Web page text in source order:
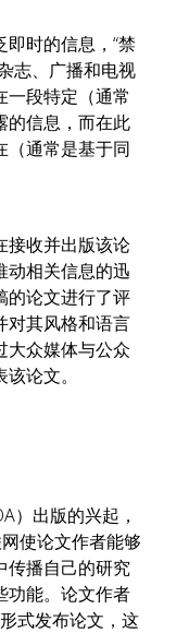
时的信息，“禁
志、广播和电视
一段特定（通常
的信息，而在此
（通常是基于同
接收并出版该论
动相关信息的迅
的论文进行了评
对其风格和语言
大众媒体与公众
论文。
）出版的兴起，
使论文作者能够
传播自己的研究
功能。论文作者
式发布论文，这